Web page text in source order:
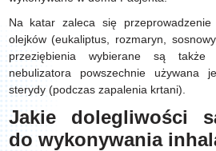
Na katar zaleca się
olejków (eukaliptus, rozmaryn,
przeziębienia wybierane są także
nebulizatora powszechnie używana
sterydy (podczas zapalenia krtani).
Jakie dolegliwości
do wykonywania